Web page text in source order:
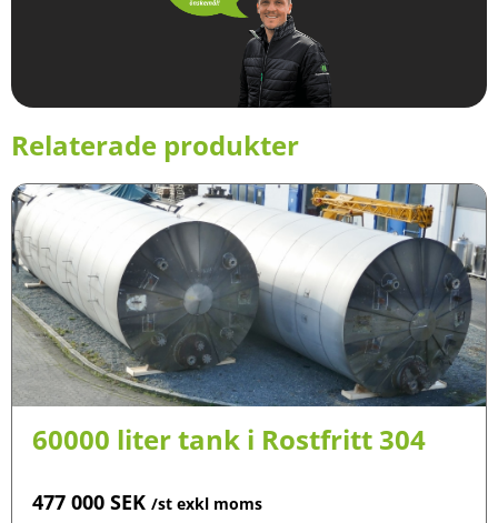
Relaterade produkter
60000 liter tank i Rostfritt 304
477 000 SEK /st exkl moms